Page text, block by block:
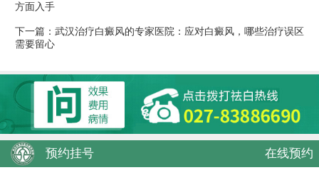
方面入手
下一篇： 武汉治疗白癜风的专家医院：应对白癜风，哪些治疗误区
需要留心
预约挂号 在线预约